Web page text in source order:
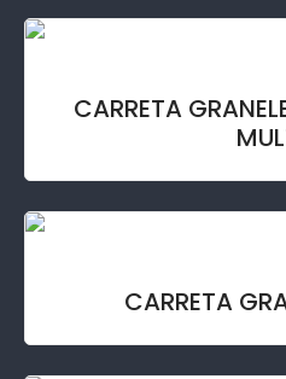
CARRETA
CARRETA